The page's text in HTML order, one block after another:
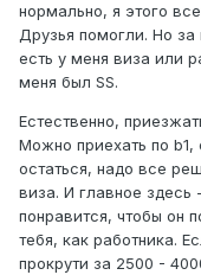
нормально, я этого
Друзья помогли. Но
есть у меня виза или
меня был SS.
Естественно,
Можно приехать по b1,
остаться, надо все
виза. И главное здесь
понравится, чтобы он
тебя, как работника.
прокрути за 2500 -